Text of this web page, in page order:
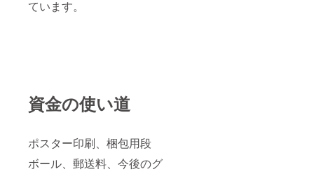
ています。
資金の使い道
ポスター印刷、梱包用段
ボール、郵送料、今後のグ